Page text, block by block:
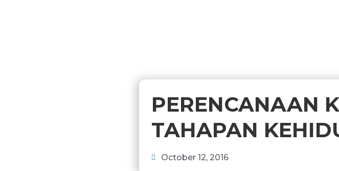
PERENCANAAN
TAHAPAN
October 12, 2016